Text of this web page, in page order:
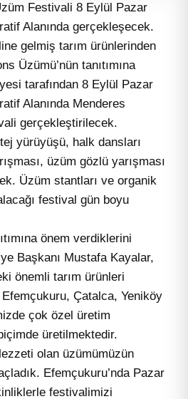
Festivali 8 Eylül Pazar
Alanında gerçekleşecek.
gelmiş tarım ürünlerinden
Üzümü’nün tanıtımına
tarafından 8 Eylül Pazar
Alanında Menderes
gerçekleştirilecek.
yürüyüşü, halk dansları
üzüm gözlü yarışması
Üzüm stantları ve organik
festival gün boyu
önem verdiklerini
Başkanı Mustafa Kayalar,
önemli tarım ürünleri
Çatalca, Yeniköy
çok özel üretim
üretilmektedir.
olan üzümümüzün
Efemçukuru’nda Pazar
festivalimizi